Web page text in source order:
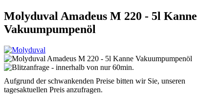
Molyduval Amadeus M 220 - 5l Kanne
Vakuumpumpenöl
Aufgrund der schwankenden Preise bitten wir Sie, unseren
tagesaktuellen Preis anzufragen.